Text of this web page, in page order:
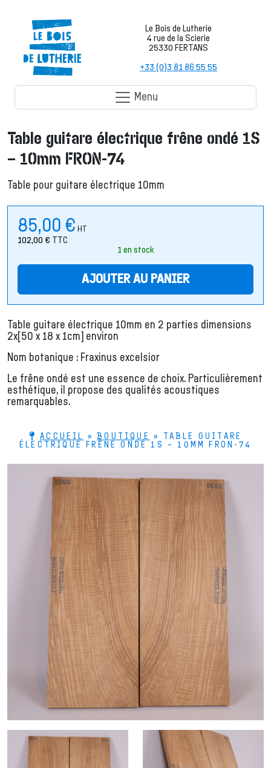
Le Bois de Lutherie
4 rue de la Scierie
25330 FERTANS
+33 (0)3 81 86 55 55
Menu
Table guitare électrique frêne ondé 1S
– 10mm FRON-74
Table pour guitare électrique 10mm
85,00 € HT
102,00 € TTC
1 en stock
AJOUTER AU PANIER
Table guitare électrique 10mm en 2 parties dimensions
2x[50 x 18 x 1cm] environ
Nom botanique : Fraxinus excelsior
Le frêne ondé est une essence de choix. Particulièrement
esthétique, il propose des qualités acoustiques
remarquables.
ACCUEIL »BOUTIQUE » TABLE GUITARE
ÉLECTRIQUE FRÊNE ONDÉ 1S – 10MM FRON-74